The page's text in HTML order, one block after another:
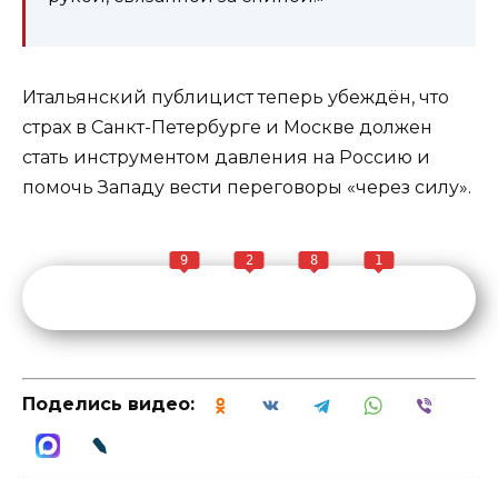
Итальянский публицист теперь убеждён, что
страх в Санкт-Петербурге и Москве должен
стать инструментом давления на Россию и
помочь Западу вести переговоры «через силу».
9 2 8 1
Поделись видео: